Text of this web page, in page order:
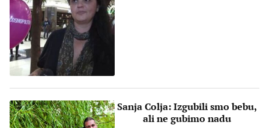
Sanja Colja: Izgubili smo bebu,
ali ne gubimo nadu